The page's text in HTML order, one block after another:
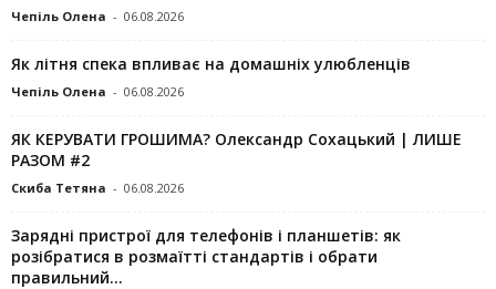
Чепіль Олена - 06.08.2026
Як літня спека впливає на домашніх улюбленців
Чепіль Олена - 06.08.2026
ЯК КЕРУВАТИ ГРОШИМА? Олександр Сохацький | ЛИШЕ
РАЗОМ #2
Скиба Тетяна - 06.08.2026
Зарядні пристрої для телефонів і планшетів: як
розібратися в розмаїтті стандартів і обрати
правильний...